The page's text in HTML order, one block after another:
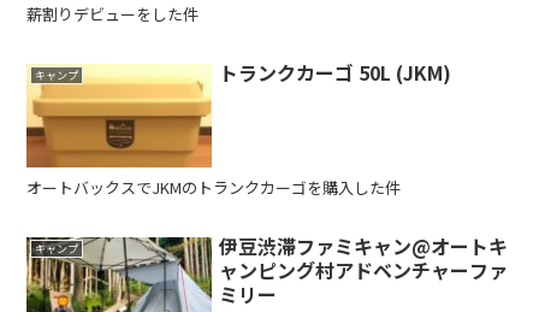
薪割りデビューをした件
キャンプ トランクカーゴ 50L (JKM)
オートバックスでJKMのトランクカーゴを購入した件
キャンプ
伊豆渋滞ファミキャン@オートキ
ャンピング村アドベンチャーファ
ミリー